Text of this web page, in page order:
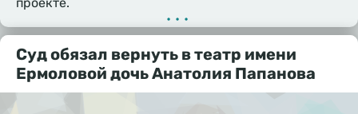
•••
Суд обязал вернуть в театр имени
Ермоловой дочь Анатолия Папанова